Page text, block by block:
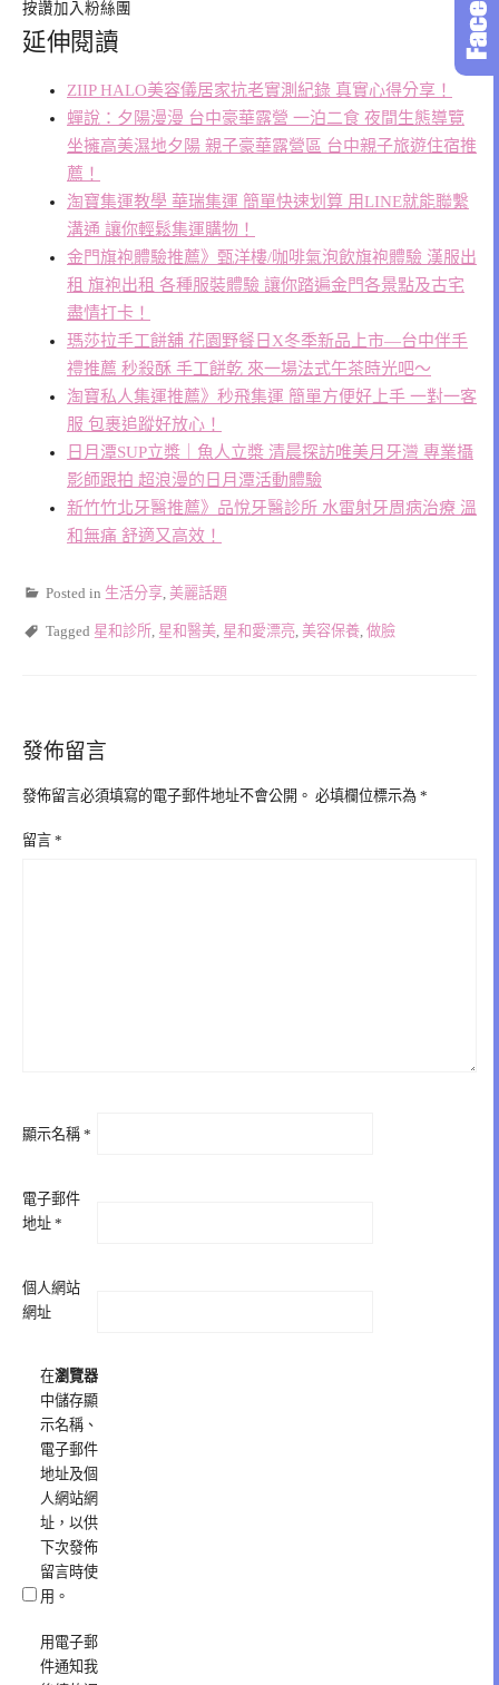
按讚加入粉絲團
延伸閱讀
ZIIP HALO美容儀居家抗老實測紀錄 真實心得分享！
蟬說：夕陽漫漫 台中豪華露營 一泊二食 夜間生態導覽
坐擁高美濕地夕陽 親子豪華露營區 台中親子旅遊住宿推
薦！
淘寶集運教學 華瑞集運 簡單快速划算 用LINE就能聯繫
溝通 讓你輕鬆集運購物！
金門旗袍體驗推薦》甄洋樓/咖啡氣泡飲旗袍體驗 漢服出
租 旗袍出租 各種服裝體驗 讓你踏遍金門各景點及古宅
盡情打卡！
瑪莎拉手工餅舖 花園野餐日X冬季新品上市—台中伴手
禮推薦 秒殺酥 手工餅乾 來一場法式午茶時光吧〜
淘寶私人集運推薦》秒飛集運 簡單方便好上手 一對一客
服 包裹追蹤好放心！
日月潭SUP立槳｜魚人立槳 清晨探訪唯美月牙灣 專業攝
影師跟拍 超浪漫的日月潭活動體驗
新竹竹北牙醫推薦》品悅牙醫診所 水雷射牙周病治療 溫
和無痛 舒適又高效！
Posted in 生活分享 美麗話題
Tagged 星和診所 星和醫美 星和愛漂亮 美容保養 做臉
發佈留言
發佈留言必須填寫的電子郵件地址不會公開。 必填欄位標示為 *
留言 *
顯示名稱 *
電子郵件
地址 *
個人網站
網址
在瀏覽器
中儲存顯
示名稱、
電子郵件
地址及個
人網站網
址，以供
下次發佈
留言時使
用。
用電子郵
件通知我